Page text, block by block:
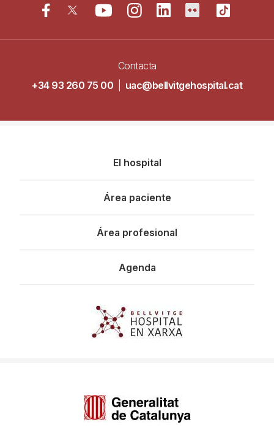
Contacta
+34 93 260 75 00
uac@bellvitgehospital.cat
principal
El hospital
Área paciente
Área profesional
Agenda